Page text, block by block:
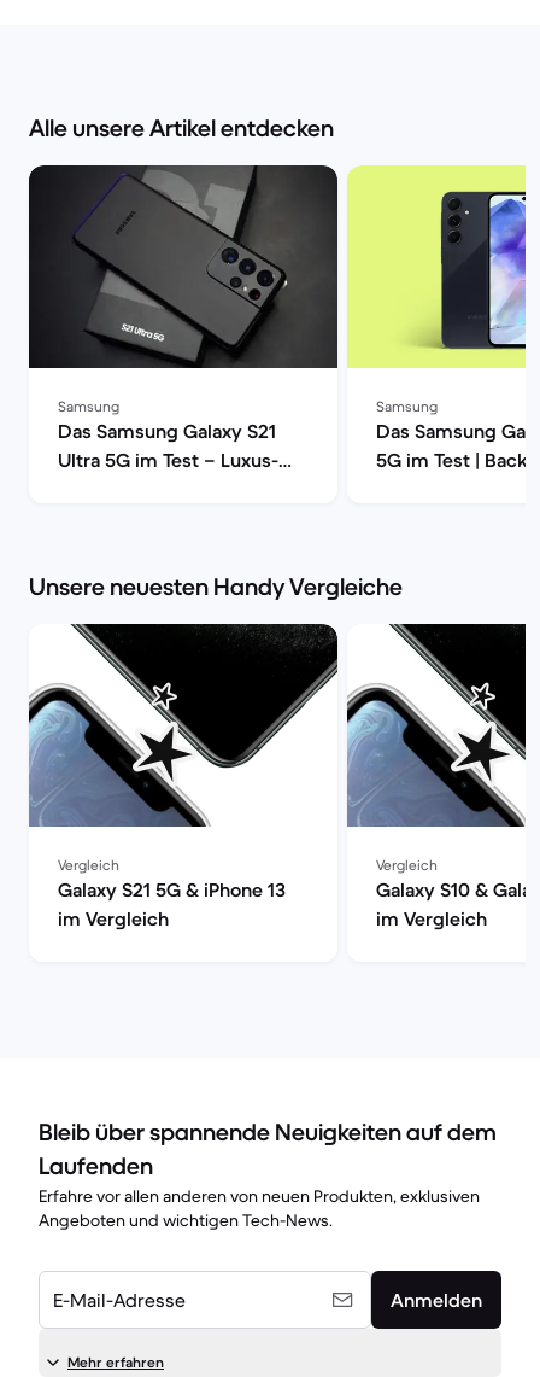
Alle unsere Artikel entdecken
Samsung
Das Samsung Galaxy S21
Ultra 5G im Test – Luxus-
Samsung
Das Samsung
5G im Test | Back
Unsere neuesten Handy Vergleiche
Vergleich
Galaxy S21 5G & iPhone 13
im Vergleich
Vergleich
Galaxy S10 &
im Vergleich
Bleib über spannende Neuigkeiten auf dem
Laufenden
Erfahre vor allen anderen von neuen Produkten, exklusiven
Angeboten und wichtigen Tech-News.
E-Mail-Adresse Anmelden
Mehr erfahren